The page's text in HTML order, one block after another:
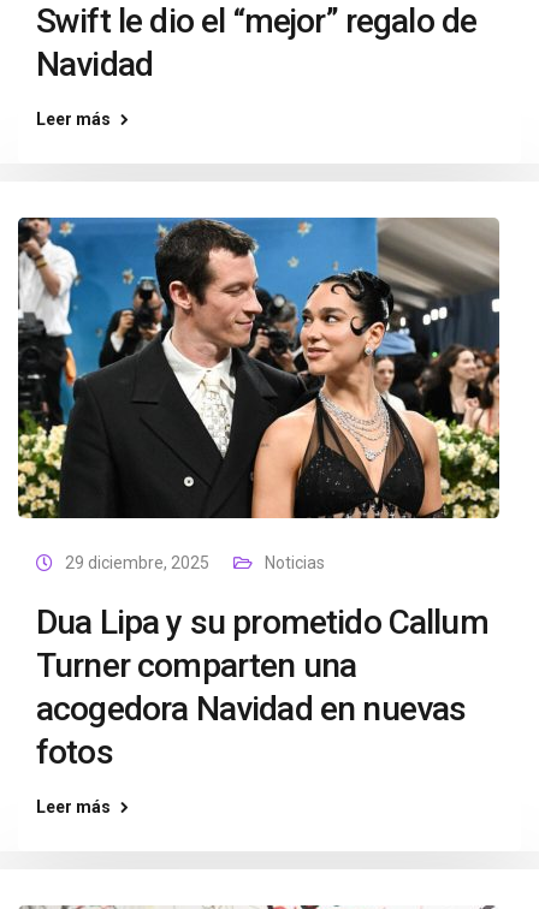
Swift le dio el “mejor” regalo de
Navidad
Leer más
29 diciembre, 2025 Noticias
Dua Lipa y su prometido Callum
Turner comparten una
acogedora Navidad en nuevas
fotos
Leer más